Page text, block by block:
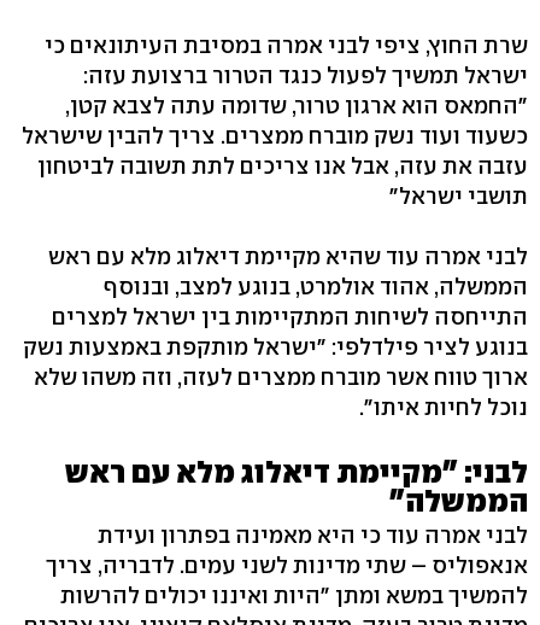
שרת החוץ, ציפי לבני אמרה במסיבת העיתונאים כי
ישראל תמשיך לפעול כנגד הטרור ברצועת עזה:
"החמאס הוא ארגון טרור, שדומה עתה לצבא קטן,
כשעוד ועוד נשק מוברח ממצרים. צריך להבין שישראל
עזבה את עזה, אבל אנו צריכים לתת תשובה לביטחון
תושבי ישראל"
לבני אמרה עוד שהיא מקיימת דיאלוג מלא עם ראש
הממשלה, אהוד אולמרט, בנוגע למצב, ובנוסף
התייחסה לשיחות המתקיימות בין ישראל למצרים
בנוגע לציר פילדלפי: "ישראל מותקפת באמצעות נשק
ארוך טווח אשר מוברח ממצרים לעזה, וזה משהו שלא
נוכל לחיות איתו".
לבני: "מקיימת דיאלוג מלא עם ראש
הממשלה"
לבני אמרה עוד כי היא מאמינה בפתרון ועידת
אנאפוליס – שתי מדינות לשני עמים. לדבריה, צריך
להמשיך במשא ומתן "היות ואיננו יכולים להרשות